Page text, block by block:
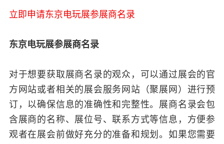
立即申请东京电玩展参展商名录
东京电玩展参展商名录
对于想要获取展商名录的观众，可以通过展会的官
方网站或者相关的展会服务网站（聚展网）进行预
订，以确保信息的准确性和完整性。展商名录会包
含展商的名称、展位号、联系方式等信息，方便参
观者在展会前做好充分的准备和规划。如果您需要